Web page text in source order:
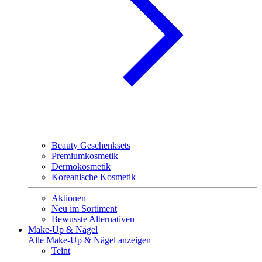
Beauty Geschenksets
Premiumkosmetik
Dermokosmetik
Koreanische Kosmetik
Aktionen
Neu im Sortiment
Bewusste Alternativen
Make-Up & Nägel
Alle Make-Up & Nägel anzeigen
Teint